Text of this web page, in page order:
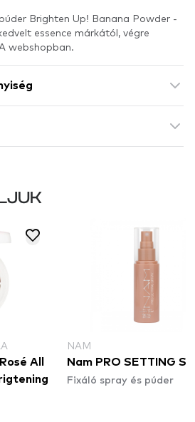
Brighten Up! Banana Powder -
essence márkától, végre
webshopban.
All
NAM
Nam PRO SETTING
Fixáló spray és púder